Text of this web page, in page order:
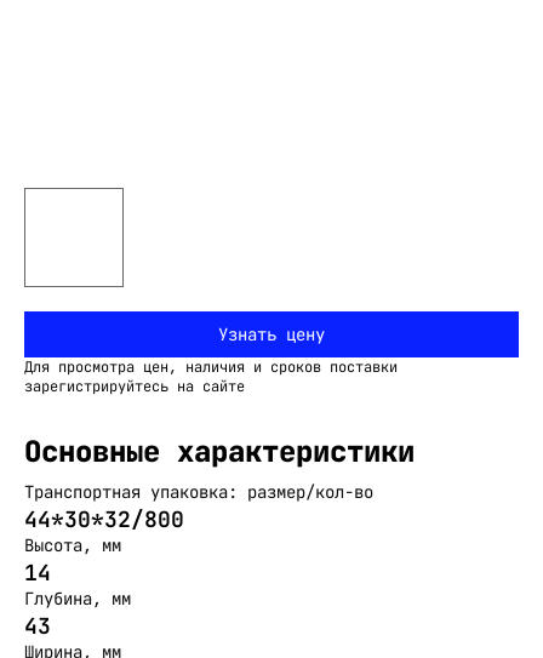
Узнать цену
Для просмотра цен, наличия и сроков поставки
зарегистрируйтесь на сайте
Основные характеристики
Транспортная упаковка: размер/кол-во
44*30*32/800
Высота, мм
14
Глубина, мм
43
Ширина, мм